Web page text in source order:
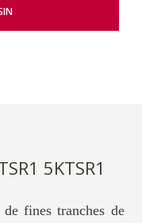
5KTSR1
fines tranches de